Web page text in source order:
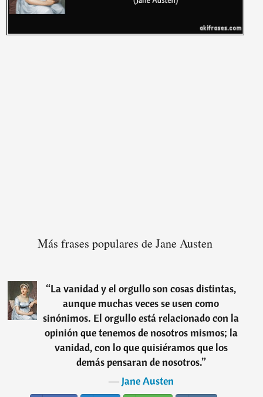
Más frases populares de Jane Austen
“La vanidad y el orgullo son cosas distintas,
aunque muchas veces se usen como
sinónimos. El orgullo está relacionado con la
opinión que tenemos de nosotros mismos; la
vanidad, con lo que quisiéramos que los
demás pensaran de nosotros.”
―Jane Austen